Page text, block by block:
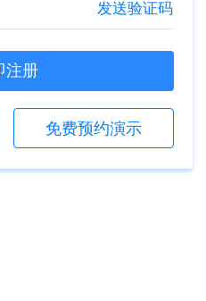
发送验证码
注册
免费预约演示